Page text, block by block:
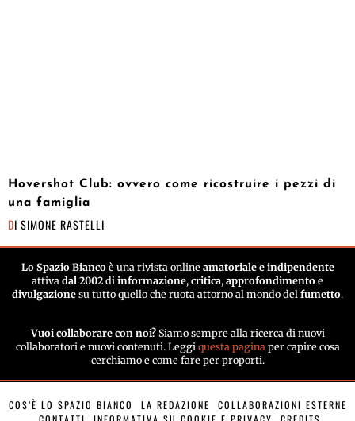
Hovershot Club: ovvero come ricostruire i pezzi di
una famiglia
DI SIMONE RASTELLI
Lo Spazio Biancoè una rivista online amatoriale e indipendente
attiva dal 2002 di informazione, critica, approfondimento e
divulgazione su tutto quello che ruota attorno al mondo del fumetto.
Vuoi collaborare con noi? Siamo sempre alla ricerca di nuovi
collaboratori e nuovi contenuti. Leggi questa paginaper capire cosa
cerchiamo e come fare per proporti.
COS’È LO SPAZIO BIANCO LA REDAZIONE
COLLABORAZIONI ESTERNE